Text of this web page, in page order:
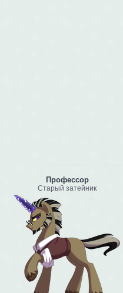
Профессор
Старый затейник